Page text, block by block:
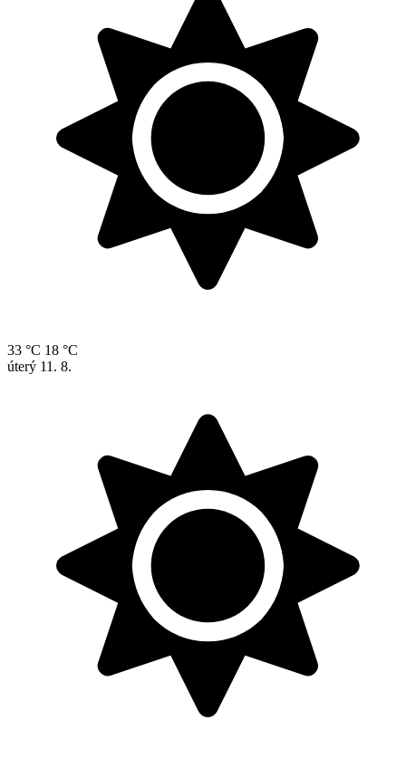
33 °C 18 °C
úterý 11. 8.